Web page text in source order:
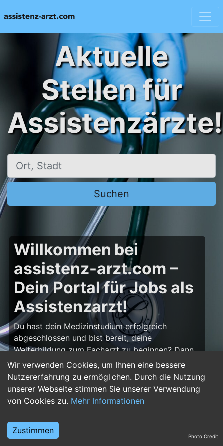
Wir verwenden Cookies, um Ihnen eine bessere
Nutzererfahrung zu ermöglichen. Durch die Nutzung
unserer Webseite stimmen Sie unserer Verwendung
von Cookies zu. Mehr Informationen
Zustimmen
Aktuelle
Stellen für
Assistenzärzte!
Ort, Stadt
Suchen
Willkommen bei
assistenz-arzt.com –
Dein Portal für Jobs als
Assistenzarzt!
Du hast dein Medizinstudium erfolgreich
abgeschlossen und bist bereit, deine
Weiterbildung zum Facharzt zu beginnen? Dann
bist du aufassistenz-arzt.comgenau richtig!
Hier findest du zahlreiche Stellenangebote für
Assistenzärzte in allen Fachrichtungen – von der
Inneren Medizin über die Chirurgie bis hin zur
deine Karriere im Arztberuf und finde die
passende Klinik oder Praxis für deinen nächstenPhoto Credit